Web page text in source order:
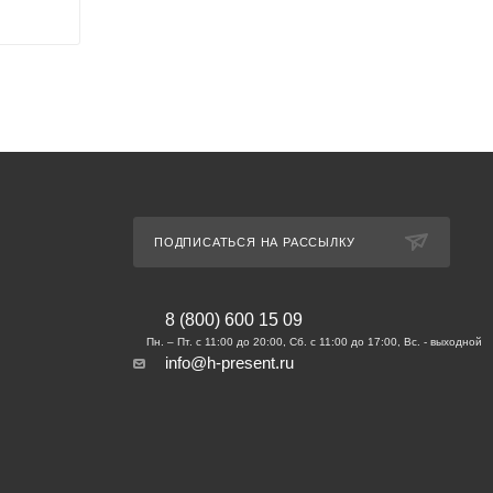
ПОДПИСАТЬСЯ НА РАССЫЛКУ
8 (800) 600 15 09
info@h-present.ru